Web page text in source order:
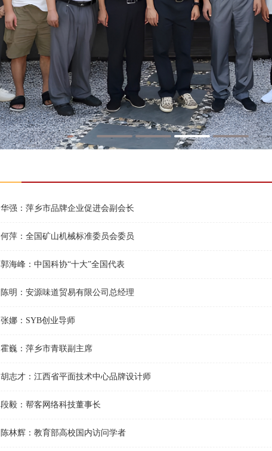
华强：萍乡市品牌企业促进会副会长
何萍：全国矿山机械标准委员会委员
郭海峰：中国科协“十大”全国代表
陈明：安源味道贸易有限公司总经理
张娜：SYB创业导师
霍巍：萍乡市青联副主席
胡志才：江西省平面技术中心品牌设计师
段毅：帮客网络科技董事长
陈林辉：教育部高校国内访问学者